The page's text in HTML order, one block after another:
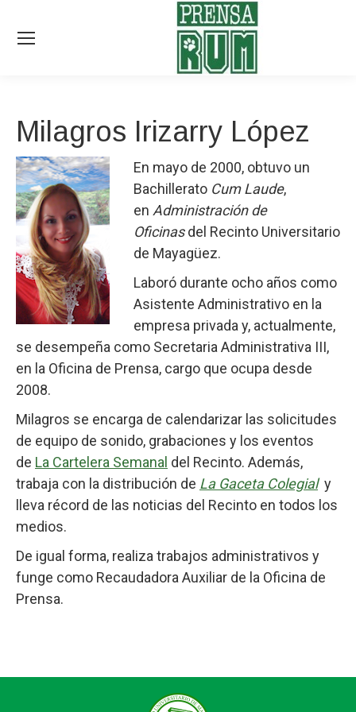
Milagros Irizarry López
En mayo de 2000, obtuvo un
Bachillerato Cum Laude,
en Administración de
Oficinasdel Recinto Universitario
de Mayagüez.
Laboró durante ocho años como
Asistente Administrativo en la
empresa privada y, actualmente,
se desempeña como Secretaria Administrativa III,
en la Oficina de Prensa, cargo que ocupa desde
2008.
Milagros se encarga de calendarizar las solicitudes
de equipo de sonido, grabaciones y los eventos
de La Cartelera Semanal del Recinto. Además,
trabaja con la distribución de La Gaceta Colegialy
lleva récord de las noticias del Recinto en todos los
medios.
De igual forma, realiza trabajos administrativos y
funge como Recaudadora Auxiliar de la Oficina de
Prensa.